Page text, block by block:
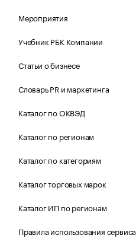
Мероприятия
Учебник РБК Компании
Статьи о бизнесе
Словарь PR и маркетинга
Каталог по ОКВЭД
Каталог по регионам
Каталог по категориям
Каталог торговых марок
Каталог ИП по регионам
Правила использования сервиса